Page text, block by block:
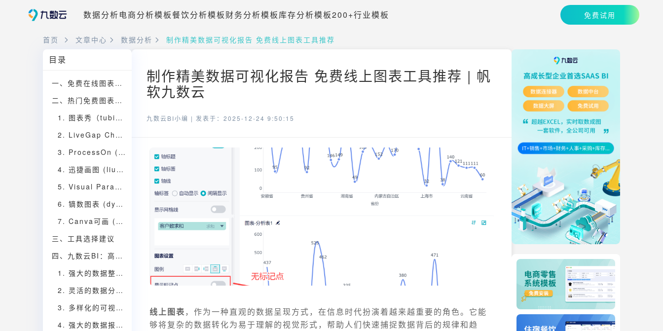
数据分析电商分析模板餐饮分析模板财务分析模板库存分析模板200+行业模板 免费试用
首页 文章中心 数据分析 制作精美数据可视化报告 免费线上图表工具推荐
目录
一、免费在线图表工具概览
二、热门免费图表工具详细介绍
1. 图表秀（tubiaoxiu.com）
2. LiveGap Charts (charts.livegap.com)
3. ProcessOn (processon.com/graph)
4. 迅捷画图 (liuchengtu.com/charts)
5. Visual Paradigm Online (online.visual-paradigm.com/cn/charts)
6. 镝数图表 (dycharts.com/appv2)
7. Canva可画 (canva.cn/graphs)
三、工具选择建议
四、九数云BI：高成长型企业的数据洞察利器
1. 强大的数据整合能力
2. 灵活的数据分析功能
3. 多样化的可视化图表
4. 强大的数据报告功能
制作精美数据可视化报告 免费线上图表工具推荐 | 帆
软九数云
九数云BI小编 | 发表于：2025-12-24 9:50:15
线上图表 ，作为一种直观的数据呈现方式，在信息时代扮演着越来越重要的角色。它能
够将复杂的数据转化为易于理解的视觉形式，帮助人们快速捕捉数据背后的规律和趋